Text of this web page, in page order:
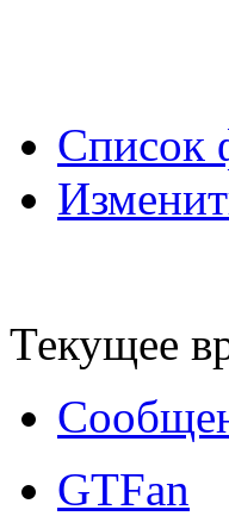
Список
Текущее
GTFan